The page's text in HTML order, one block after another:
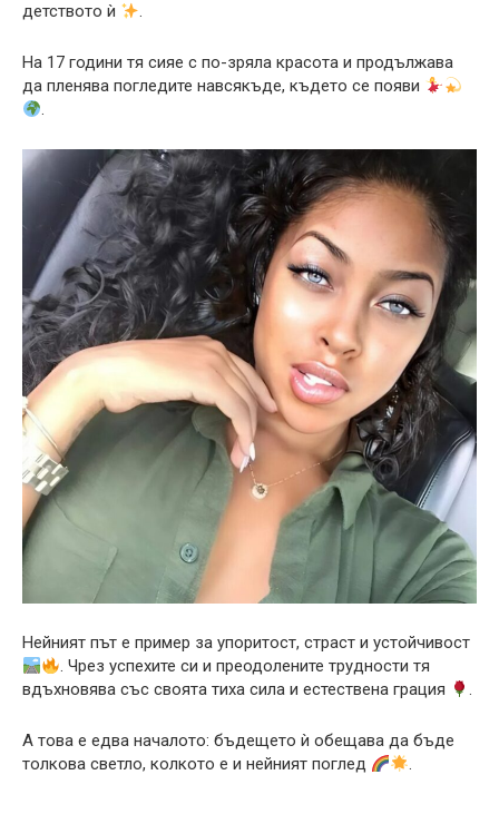
детството ѝ
.
На 17 години тя сияе с по-зряла красота и продължава
да пленява погледите навсякъде, където се появи
.
Нейният път е пример за упоритост, страст и устойчивост
. Чрез успехите си и преодолените трудности тя
вдъхновява със своята тиха сила и естествена грация
.
А това е едва началото: бъдещето ѝ обещава да бъде
толкова светло, колкото е и нейният поглед
.